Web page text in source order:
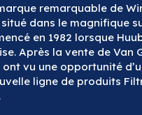
remarquable de
dans le magnifique
en 1982 lorsque
Après la vente de Van
vu une opportunité
ligne de produits